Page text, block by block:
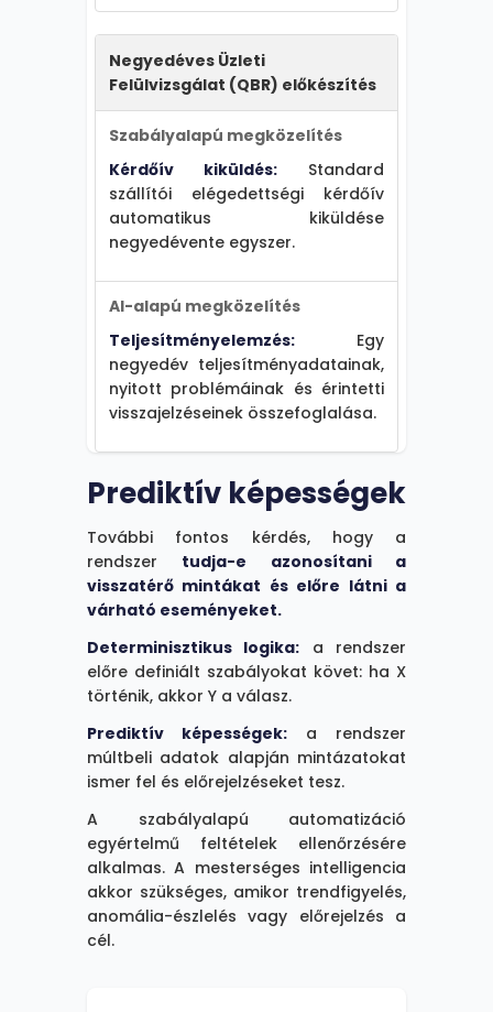
Negyedéves Üzleti
Felülvizsgálat (QBR) előkészítés
Szabályalapú megközelítés
Kérdőív kiküldés: Standard
szállítói elégedettségi kérdőív
automatikus kiküldése
negyedévente egyszer.
AI-alapú megközelítés
Teljesítményelemzés: Egy
negyedév teljesítményadatainak,
nyitott problémáinak és érintetti
visszajelzéseinek összefoglalása.
Prediktív képességek
További fontos kérdés, hogy a
rendszer tudja-e azonosítani a
visszatérő mintákat és előre látni a
várható eseményeket.
Determinisztikus logika: a rendszer
előre definiált szabályokat követ: ha X
történik, akkor Y a válasz.
Prediktív képességek: a rendszer
múltbeli adatok alapján mintázatokat
ismer fel és előrejelzéseket tesz.
A szabályalapú automatizáció
egyértelmű feltételek ellenőrzésére
alkalmas. A mesterséges intelligencia
akkor szükséges, amikor trendfigyelés,
anomália-észlelés vagy előrejelzés a
cél.